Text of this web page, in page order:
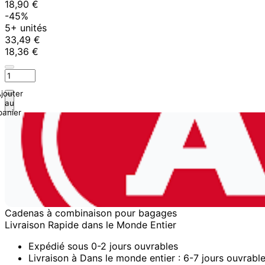
18,90 €
-45%
5+ unités
33,49 €
18,36 €
au
Cadenas à combinaison pour bagages
Livraison Rapide dans le Monde Entier
Expédié sous 0-2 jours ouvrables
Livraison à Dans le monde entier : 6-7 jours